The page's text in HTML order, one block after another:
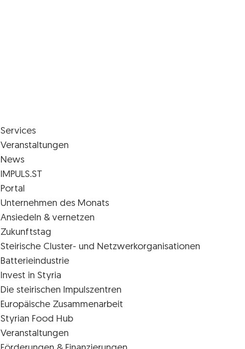
Services
Veranstaltungen
News
IMPULS.ST
Portal
Unternehmen des Monats
Ansiedeln & vernetzen
Zukunftstag
Steirische Cluster- und Netzwerkorganisationen
Batterieindustrie
Invest in Styria
Die steirischen Impulszentren
Europäische Zusammenarbeit
Styrian Food Hub
Veranstaltungen